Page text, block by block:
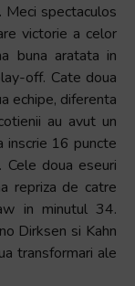
Meci spectaculos
victorie a celor
buna aratata in
off. Cate doua
echipe, diferenta
au avut un
inscrie 16 puncte
doua eseuri
repriza de catre
in minutul 34.
Dirksen si Kahn
transformari ale